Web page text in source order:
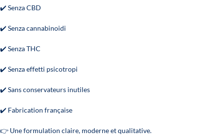
✔️ Senza CBD
✔️ Senza cannabinoidi
✔️ Senza THC
✔️ Senza effetti psicotropi
✔️ Sans conservateurs inutiles
✔️ Fabrication française
👉 Une formulation claire, moderne et qualitative.